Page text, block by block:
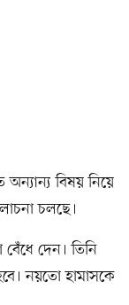
অন্যান্য বিষয় নিয়ে
চলছে।
দেন। তিনি
নয়তো হামাসকে